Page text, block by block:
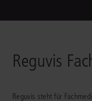
Reguvis
Reguvis steht für